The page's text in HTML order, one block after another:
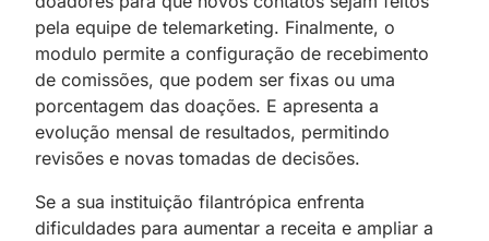
pela equipe de telemarketing. Finalmente, o
modulo permite a configuração de recebimento
de comissões, que podem ser fixas ou uma
porcentagem das doações. E apresenta a
evolução mensal de resultados, permitindo
revisões e novas tomadas de decisões.
Se a sua instituição filantrópica enfrenta
dificuldades para aumentar a receita e ampliar a